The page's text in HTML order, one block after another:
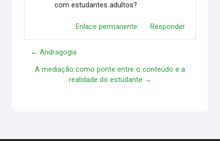
com estudantes adultos?
Enlace permanente Responder
← Andragogia
A mediação como ponte entre o conteúdo e a
realidade do estudante →